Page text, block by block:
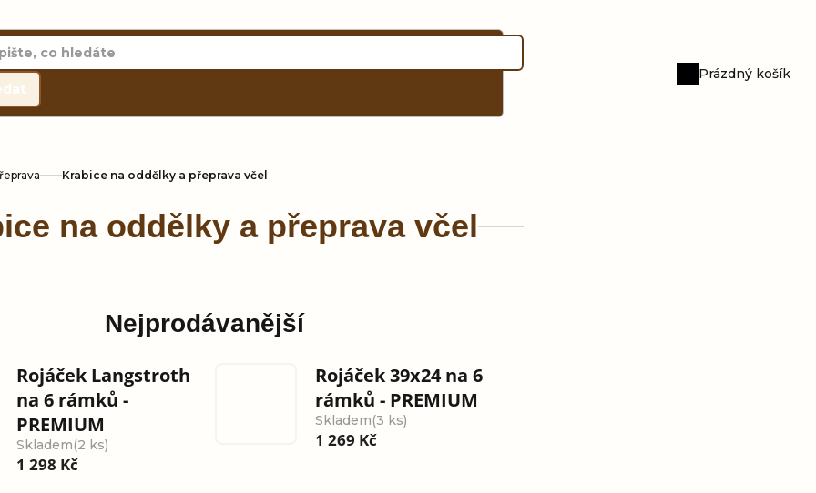
Nákupní
Prázdný košík
Krabice na oddělky a přeprava včel
na oddělky a přeprava včel
Nejprodávanější
Rojáček Langstroth
na 6 rámků -
PREMIUM
Skladem(2 ks)
1 298 Kč
Rojáček 39x24 na 6
rámků - PREMIUM
Skladem(3 ks)
1 269 Kč